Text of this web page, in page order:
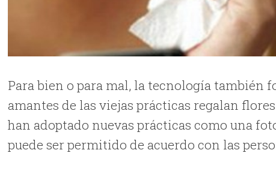
Para bien o para mal, la tecnología también
amantes de las viejas prácticas regalan
han adoptado nuevas prácticas como una
puede ser permitido de acuerdo con las